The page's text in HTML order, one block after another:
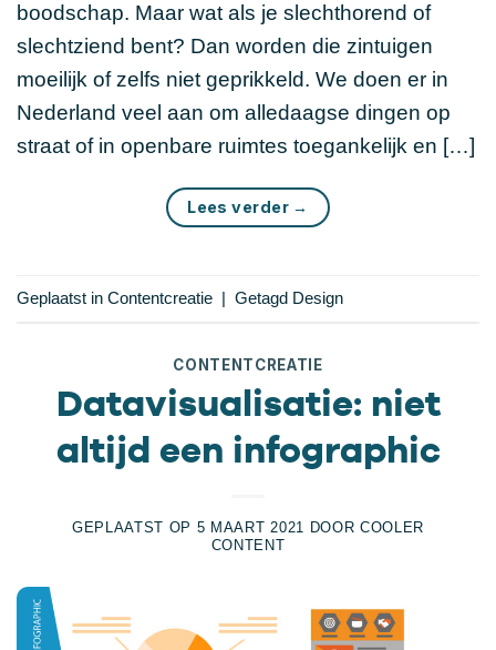
boodschap. Maar wat als je slechthorend of
slechtziend bent? Dan worden die zintuigen
moeilijk of zelfs niet geprikkeld. We doen er in
Nederland veel aan om alledaagse dingen op
straat of in openbare ruimtes toegankelijk en […]
Lees verder →
Geplaatst in Contentcreatie | Getagd Design
CONTENTCREATIE
Datavisualisatie: niet
altijd een infographic
GEPLAATST OP 5 MAART 2021 DOOR COOLER
CONTENT